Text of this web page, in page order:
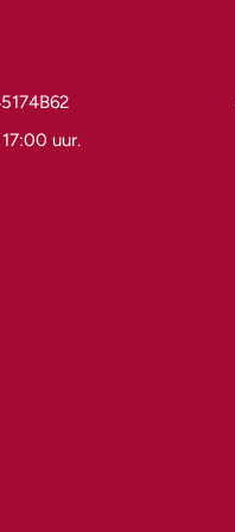
uur.